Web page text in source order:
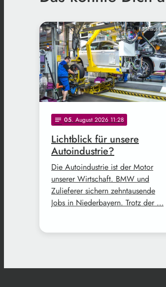
Funkhaus
notes 05. August 2026 11:28
Lichtblick für unsere
Autoindustrie?
Die Autoindustrie ist der Motor
unserer Wirtschaft. BMW und
Zulieferer sichern zehntausende
Jobs in Niederbayern. Trotz der …